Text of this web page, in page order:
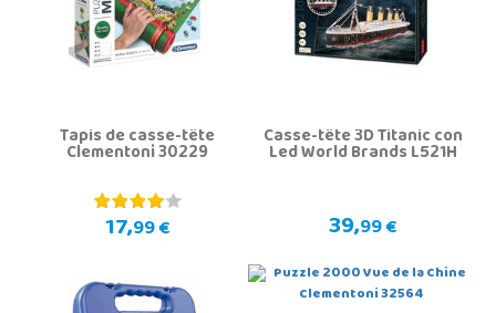
Tapis de casse-tête
Clementoni 30229
17,99 €
Casse-tête 3D Titanic con
Led World Brands L521H
39,99 €